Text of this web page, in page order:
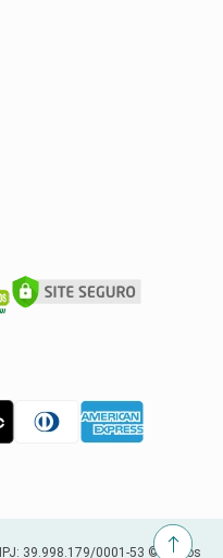
39.998.179/0001-53 © Todos